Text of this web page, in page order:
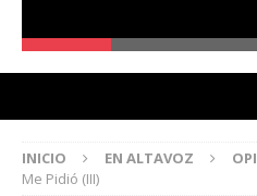
INICIO EN ALTAVOZ
Me Pidió (III)